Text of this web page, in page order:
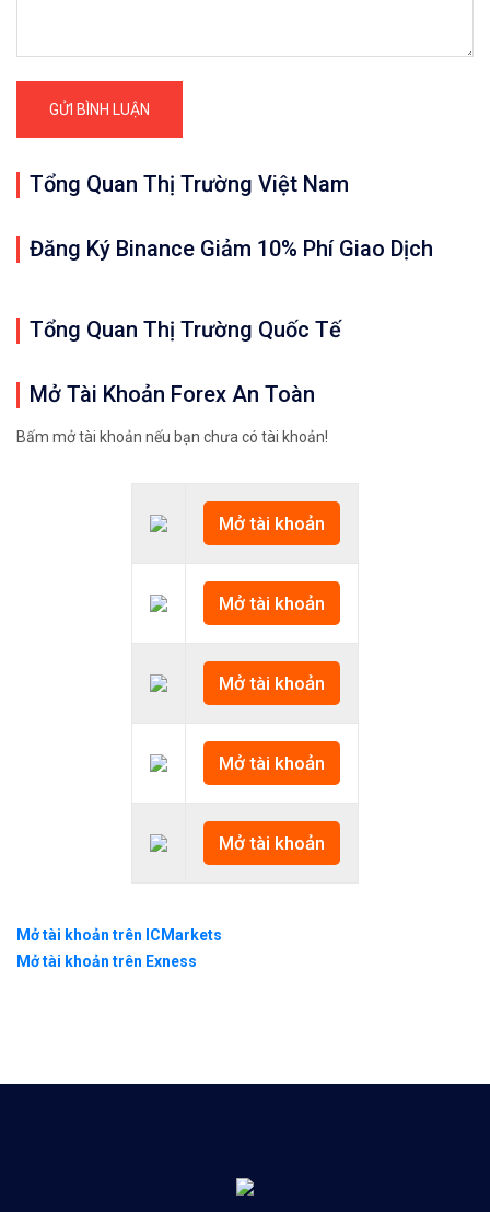
Tổng Quan Thị Trường Việt Nam
Đăng Ký Binance Giảm 10% Phí Giao Dịch
Tổng Quan Thị Trường Quốc Tế
Mở Tài Khoản Forex An Toàn
Bấm mở tài khoản nếu bạn chưa có tài khoản!
Mở tài khoản
Mở tài khoản
Mở tài khoản
Mở tài khoản
Mở tài khoản
Mở tài khoản trên ICMarkets
Mở tài khoản trên Exness